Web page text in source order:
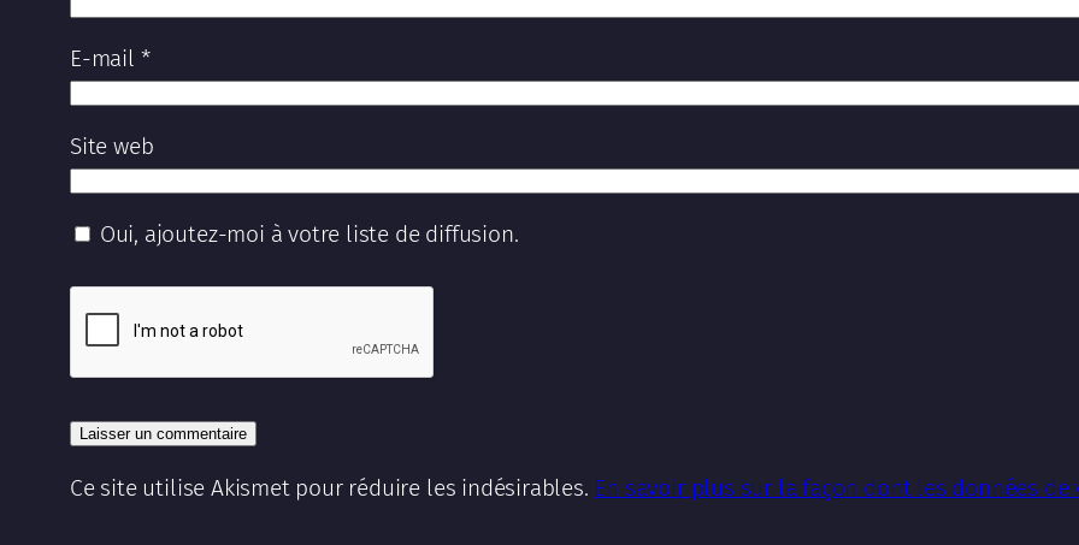
E-mail *
Site web
Oui, ajoutez-moi à votre liste de diffusion.
Ce site utilise Akismet pour réduire les indésirables. En savoir plus sur la façon dont les données